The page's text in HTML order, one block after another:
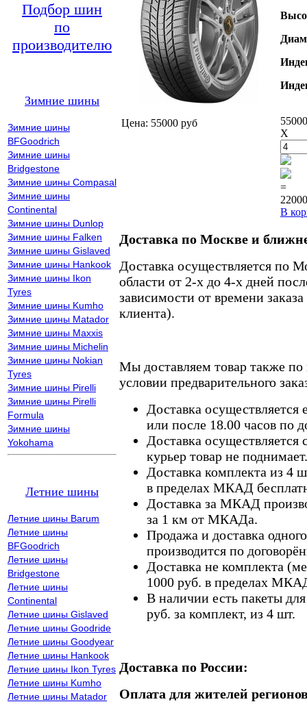
Подбор шин
по
производителю
Зимние шины
Зимние шины
BFGoodrich
Зимние шины
Bridgestone
Зимние шины Compasal
Зимние шины
Continental
Зимние шины Dunlop
Зимние шины Falken
Зимние шины Gislaved
Зимние шины Hankook
Зимние шины Ikon
Tyres
Зимние шины Kumho
Зимние шины Matador
Зимние шины Maxxis
Зимние шины Michelin
Зимние шины Nokian
Tyres
Зимние шины Pirelli
Зимние шины Pirelli
Formula
Зимние шины
Yokohama
Летние шины
Летние шины Barum
Летние шины
BFGoodrich
Летние шины
Bridgestone
Летние шины
Continental
Летние шины Gislaved
Летние шины Goodride
Летние шины Goodyear
Летние шины Hankook
Летние шины Ikon Tyres
Летние шины Kumho
Летние шины Matador
Цена: 55000 руб
X
=
В
Доставка по Москве и
Доставка осуществляется по
области от 2-х до 4-х дней
зависимости от времени
клиента).
Мы доставляем товар также
условии предварительного
Доставка осуществляется
или после 18.00 часов по
Доставка осуществляется
курьер товар не поднимает.
Доставка комплекта из 4
в пределах МКАД
Доставка за МКАД
за 1 км от МКАДа.
Продажа и доставка
производится по
Доставка не комплекта
1000 руб. в пределах
В наличии есть пакеты
руб. за комплект, из 4 шт.
Доставка по России:
Оплата для жителей